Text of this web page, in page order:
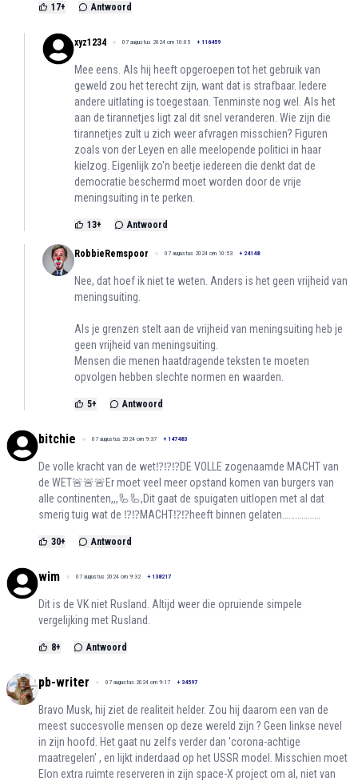
17+ Antwoord
xyz1234 07 augustus 2024 om 10:05 + 116459
Mee eens. Als hij heeft opgeroepen tot het gebruik van
geweld zou het terecht zijn, want dat is strafbaar. Iedere
andere uitlating is toegestaan. Tenminste nog wel. Als het
aan de tirannetjes ligt zal dit snel veranderen. Wie zijn die
tirannetjes zult u zich weer afvragen misschien? Figuren
zoals von der Leyen en alle meelopende politici in haar
kielzog. Eigenlijk zo'n beetje iedereen die denkt dat de
democratie beschermd moet worden door de vrije
meningsuiting in te perken.
13+ Antwoord
RobbieRemspoor 07 augustus 2024 om 10:53 + 24148
Nee, dat hoef ik niet te weten. Anders is het geen vrijheid van
meningsuiting.
Als je grenzen stelt aan de vrijheid van meningsuiting heb je
geen vrijheid van meningsuiting.
Mensen die menen haatdragende teksten te moeten
opvolgen hebben slechte normen en waarden.
5+ Antwoord
bitchie 07 augustus 2024 om 9:37 + 147483
De volle kracht van de wet⁉️⁉️⁉️DE VOLLE zogenaamde MACHT van
de WET🚨🚨🚨Er moet veel meer opstand komen van burgers van
alle continenten,,,🦾🦾,Dit gaat de spuigaten uitlopen met al dat
smerig tuig wat de ⁉️⁉️MACHT⁉️⁉️heeft binnen gelaten………………
30+ Antwoord
wim 07 augustus 2024 om 9:32 + 138217
Dit is de VK niet Rusland. Altijd weer die opruiende simpele
vergelijking met Rusland.
8+ Antwoord
pb-writer 07 augustus 2024 om 9:17 + 34597
Bravo Musk, hij ziet de realiteit helder. Zou hij daarom een van de
meest succesvolle mensen op deze wereld zijn ? Geen linkse nevel
in zijn hoofd. Het gaat nu zelfs verder dan 'corona-achtige
maatregelen' , en lijkt inderdaad op het USSR model. Misschien moet
Elon extra ruimte reserveren in zijn space-X project om al, niet van